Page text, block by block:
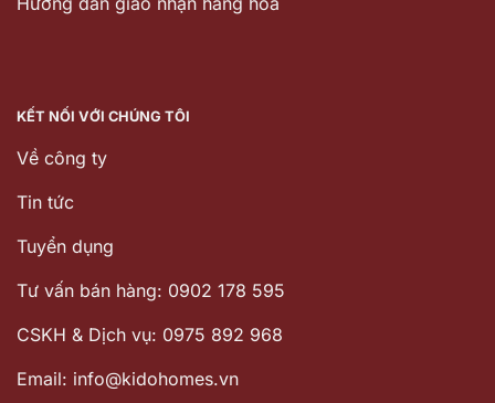
KẾT NỐI VỚI CHÚNG TÔI
Về công ty
Tin tức
Tuyển dụng
Tư vấn bán hàng: 0902 178 595
CSKH & Dịch vụ: 0975 892 968
Email: info@kidohomes.vn